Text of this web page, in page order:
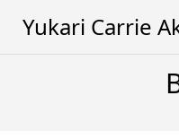
Yukari Carrie